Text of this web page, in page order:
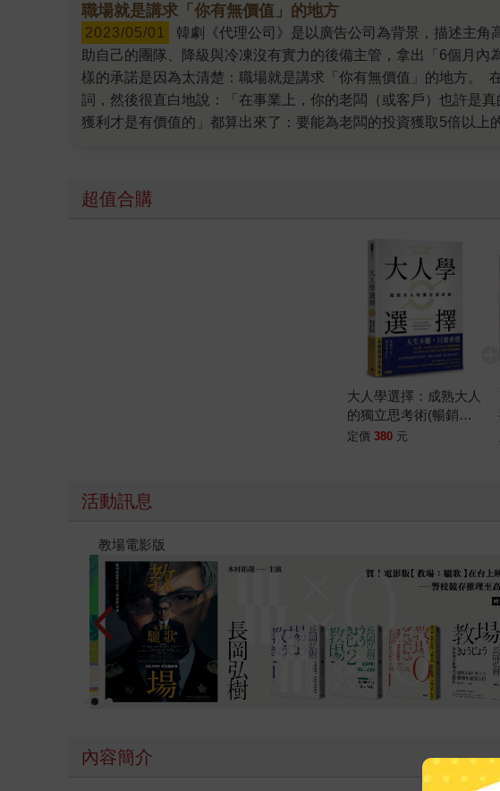
職場就是講求「你有無價值」的地方
2023/05/01
助自己的團隊、降級與冷凍沒有實力的後備主管，拿出「6個月
樣的承諾是因為太清楚：職場就是講求「你有無價值」的地方。
詞，然後很直白地說：「在事業上，你的老闆（或客戶）也許是
獲利才是有價值的」都算出來了：要能為老闆的投資獲取5倍以
自然法則！ 至於如何變成老闆和客戶捧著錢追逐的投資標的，唐
證實能為公司創造財富與節省成本的本事。 初看《極簡商業課》
楚。比方說，想激勵團隊的人，一定要看看這本書裡那個簡單的
的構造，怎麼看懂只有企業最高層才知道的經營觀點。 《極簡
超值合購
大人學選擇：成熟大人
的獨立思考術(暢銷增
訂版)
定價 380 元
活動訊息
時報經典展69折起
內容簡介